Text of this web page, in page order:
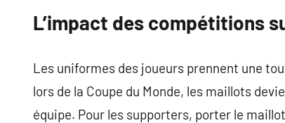
L’impact des compétitions
Les uniformes des joueurs prennent une
lors de la Coupe du Monde, les maillots
équipe. Pour les supporters, porter le